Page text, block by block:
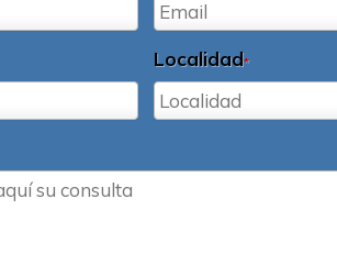
Localidad*